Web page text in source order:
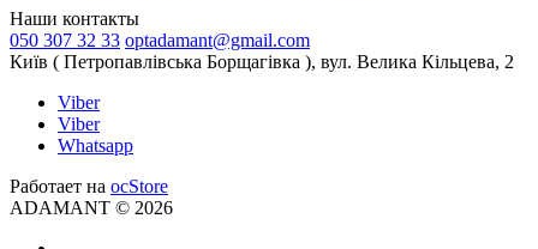
Наши контакты
050 307 32 33 optadamant@gmail.com
Київ ( Петропавлівська Борщагівка ), вул. Велика Кільцева, 2
Viber
Viber
Whatsapp
Работает на ocStore
ADAMANT © 2026